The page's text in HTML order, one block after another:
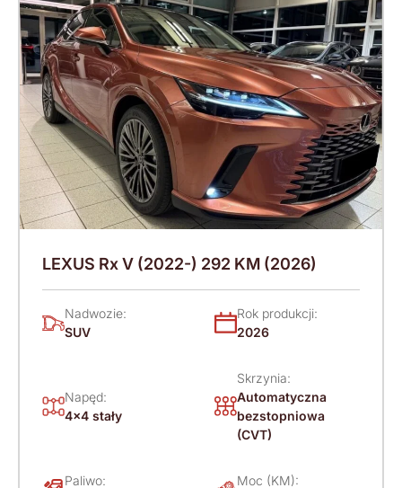
LEXUS Rx V (2022-) 292 KM (2026)
Nadwozie:
SUV
Rok produkcji:
2026
Napęd:
4x4 stały
Skrzynia:
Automatyczna
bezstopniowa
(CVT)
Paliwo: Moc (KM):